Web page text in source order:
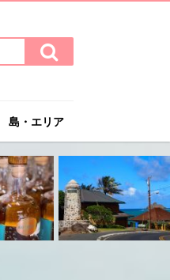
検
索
す
島・エリア